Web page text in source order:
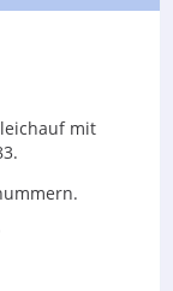
mit